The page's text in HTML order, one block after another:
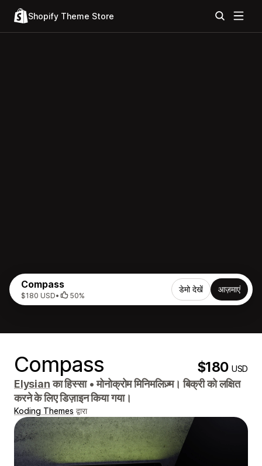
Shopify Theme Store
Compass
$180 USD• 50%
डेमो देखें आज़माएं
Compass $180USD
Elysianका हिस्सा •मोनोक्रोम मिनिमलिज़्म। बिक्री को लक्षित
करने के लिए डिज़ाइन किया गया।
Koding Themes द्वारा